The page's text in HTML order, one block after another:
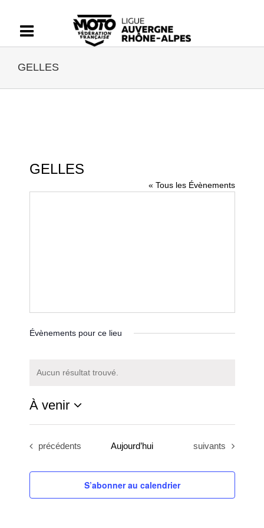
contenu
GELLES
GELLES
« Tous les Évènements
Évènements pour ce lieu
Notice
Aucun résultat trouvé.
À venir
Sélectionnez
uneÉvènements
précédents Aujourd’hui Évènements
suivants
S’abonner au calendrier